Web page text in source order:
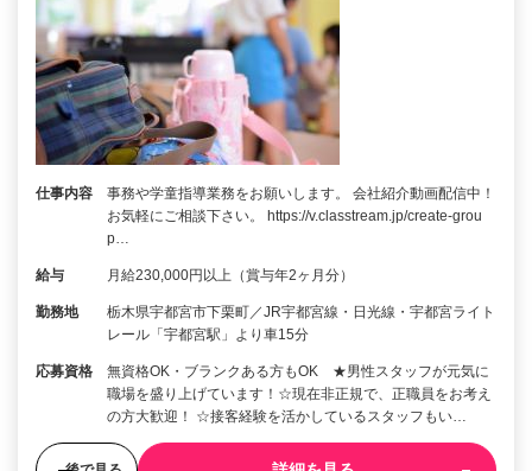
仕事内容
事務や学童指導業務をお願いします。 会社紹介動画配信中！
お気軽にご相談下さい。 https://v.classtream.jp/create-grou
p…
給与 月給230,000円以上（賞与年2ヶ月分）
勤務地
栃木県宇都宮市下栗町／JR宇都宮線・日光線・宇都宮ライト
レール「宇都宮駅」より車15分
応募資格
無資格OK・ブランクある方もOK ★男性スタッフが元気に
職場を盛り上げています！☆現在非正規で、正職員をお考え
の方大歓迎！ ☆接客経験を活かしているスタッフもい…